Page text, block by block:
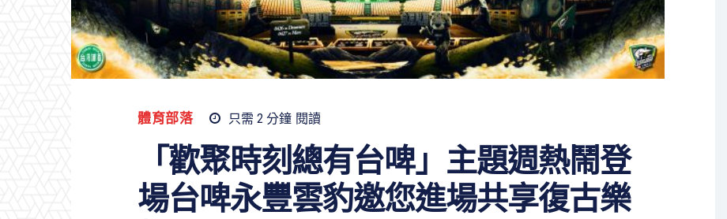
體育部落 只需 2 分鐘 閱讀
「歡聚時刻總有台啤」主題週熱鬧登
場台啤永豐雲豹邀您進場共享復古樂